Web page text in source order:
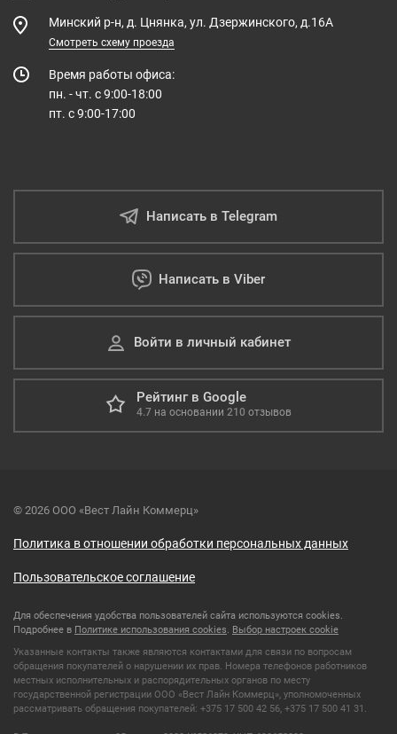
Минский р-н, д. Цнянка, ул. Дзержинского, д.16А
Смотреть схему проезда
Время работы офиса:
пн. - чт. с 9:00-18:00
пт. с 9:00-17:00
Написать в Telegram
Написать в Viber
Войти в личный кабинет
Рейтинг в Google
4.7 на основании 210 отзывов
© 2026 ООО «Вест Лайн Коммерц»
Политика в отношении обработки персональных данных
Пользовательское соглашение
Для обеспечения удобства пользователей сайта используются cookies.
Подробнее в Политике использования cookies. Выбор настроек cookie
Указанные контакты также являются контактами для связи по вопросам
обращения покупателей о нарушении их прав. Номера телефонов работников
местных исполнительных и распорядительных органов по месту
государственной регистрации ООО «Вест Лайн Коммерц», уполномоченных
рассматривать обращения покупателей: +375 17 500 42 56, +375 17 500 41 31.